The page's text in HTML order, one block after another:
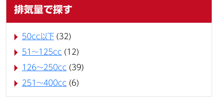
排気量で探す
50cc以下 (32)
51～125cc (12)
126～250cc (39)
251～400cc (6)